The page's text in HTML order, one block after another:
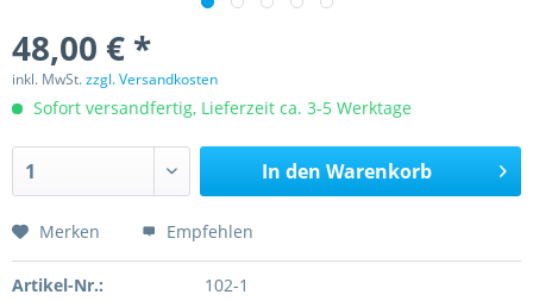
48,00 € *
inkl. MwSt.zzgl. Versandkosten
Sofort versandfertig, Lieferzeit ca. 3-5 Werktage
In den Warenkorb
Merken Empfehlen
Artikel-Nr.:
102-1